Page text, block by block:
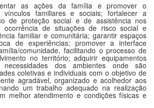
as ações da família e promover o
vínculos familiares e sociais; fortalecer a
de proteção social e de assistência nos
ocorrência de situações de risco social e
familiar e comunitária; garantir espaços
de experiências; promover a interface
comunidade, facilitando o processo de
no território; adquirir equipamentos
dos ambientes onde são
coletivas e individuais com o objetivo de
agradável, organizado e acolhedor aos
um trabalho adequado na realização
melhor atendimento e condições físicas e